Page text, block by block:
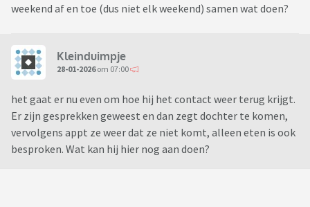
weekend af en toe (dus niet elk weekend) samen wat doen?
Kleinduimpje
28-01-2026om 07:00
het gaat er nu even om hoe hij het contact weer terug krijgt.
Er zijn gesprekken geweest en dan zegt dochter te komen,
vervolgens appt ze weer dat ze niet komt, alleen eten is ook
besproken. Wat kan hij hier nog aan doen?